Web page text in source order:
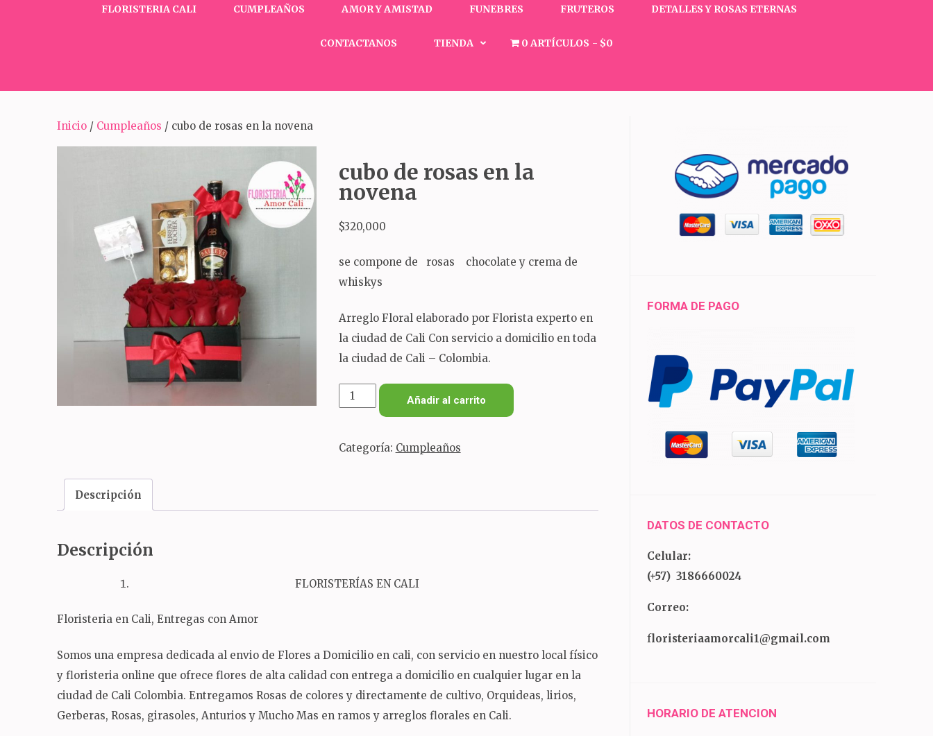
FLORISTERIA CALI CUMPLEAÑOS AMOR Y AMISTAD FUNEBRES FRUTEROS DETALLES Y ROSAS ETERNAS
CONTACTANOS TIENDA 0 ARTÍCULOS $0
Inicio / Cumpleaños / cubo de rosas en la novena
cubo de rosas en la
novena
$320,000
se compone de rosas chocolate y crema de
whiskys
Arreglo Floral elaborado por Florista experto en
la ciudad de Cali Con servicio a domicilio en toda
la ciudad de Cali – Colombia.
cubo
en
cantidad
Añadir al carrito
Categoría: Cumpleaños
Descripción
Descripción
FLORISTERÍAS EN CALI
Floristeria en Cali, Entregas con Amor
Somos una empresa dedicada al envio de Flores a Domicilio en cali, con servicio en nuestro local físico
y floristeria online que ofrece flores de alta calidad con entrega a domicilio en cualquier lugar en la
ciudad de Cali Colombia. Entregamos Rosas de colores y directamente de cultivo, Orquideas, lirios,
Gerberas, Rosas, girasoles, Anturios y Mucho Mas en ramos y arreglos florales en Cali.
FORMA DE PAGO
DATOS DE CONTACTO
Celular:
(+57) 3186660024
Correo:
floristeriaamorcali1@gmail.com
HORARIO DE ATENCION